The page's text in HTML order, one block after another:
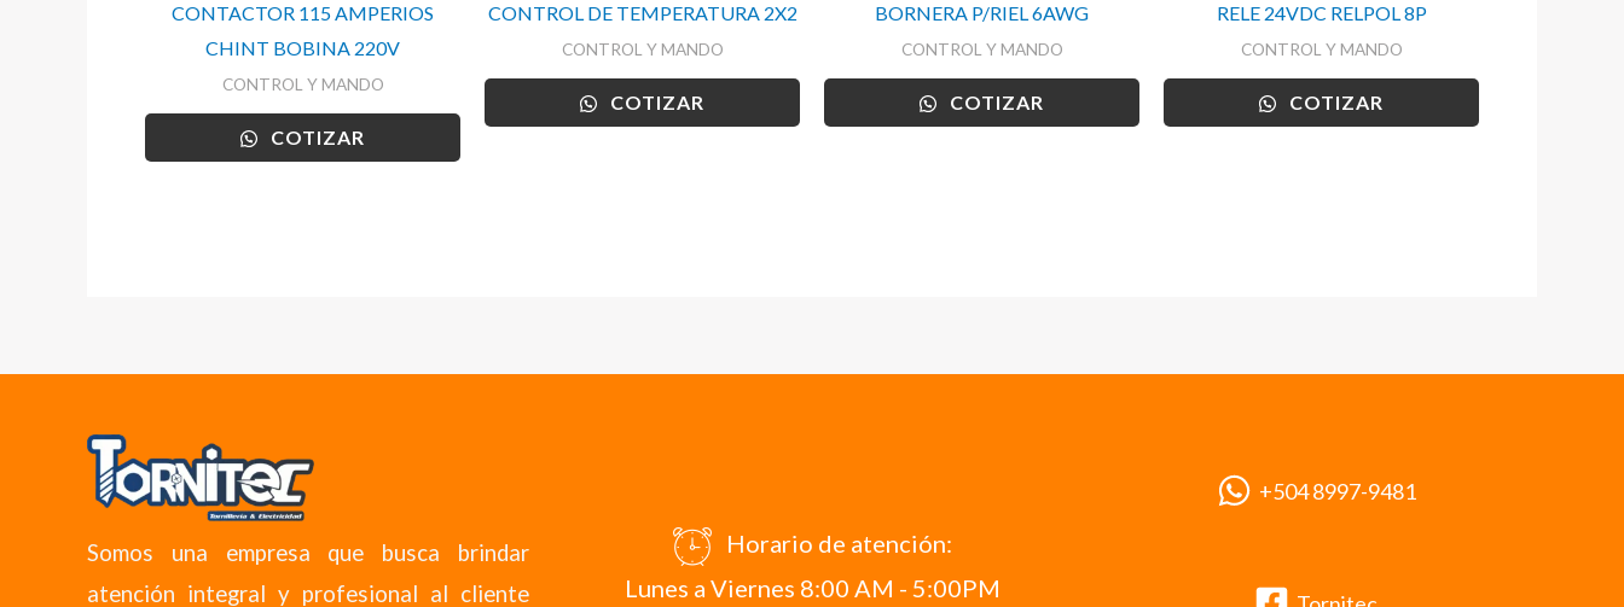
CONTACTOR 115 AMPERIOS
CHINT BOBINA 220V
CONTROL Y MANDO
COTIZAR
CONTROL DE TEMPERATURA 2X2
CONTROL Y MANDO
COTIZAR
BORNERA P/RIEL 6AWG
CONTROL Y MANDO
COTIZAR
RELE 24VDC RELPOL 8P
CONTROL Y MANDO
COTIZAR
Somos una empresa que busca brindar
atención integral y profesional al cliente
Horario de atención:
Lunes a Viernes 8:00 AM - 5:00PM
+504 8997-9481